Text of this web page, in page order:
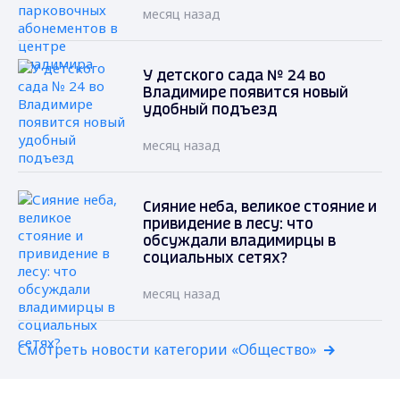
месяц назад
У детского сада № 24 во
Владимире появится новый
удобный подъезд
месяц назад
Сияние неба, великое стояние и
привидение в лесу: что
обсуждали владимирцы в
социальных сетях?
месяц назад
Смотреть новости категории «Общество»